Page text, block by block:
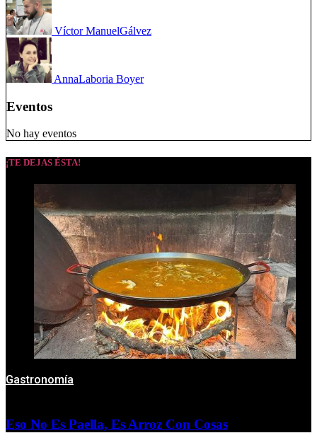
Víctor ManuelGálvez
AnnaLaboria Boyer
Eventos
No hay eventos
¡TE DEJAS ÉSTA!
Gastronomía
Eso No Es Paella, Es Arroz Con Cosas